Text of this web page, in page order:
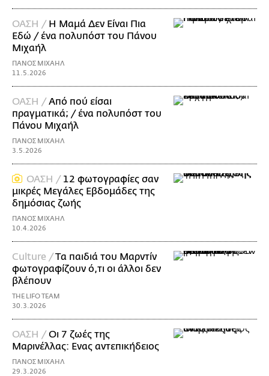
ΟΑΣΗ / Η Mαμά Δεν Είναι Πια
Εδώ / ένα πολυπόστ του Πάνου
Μιχαήλ
ΠΑΝΟΣ ΜΙΧΑΗΛ
11.5.2026
ΟΑΣΗ /Από πού είσαι
πραγματικά; / ένα πολυπόστ του
Πάνου Μιχαήλ
ΠΑΝΟΣ ΜΙΧΑΗΛ
3.5.2026
ΟΑΣΗ / 12 φωτογραφίες σαν
μικρές Μεγάλες Εβδομάδες της
δημόσιας ζωής
ΠΑΝΟΣ ΜΙΧΑΗΛ
10.4.2026
Culture /Tα παιδιά του Μαρντίν
φωτογραφίζουν ό,τι οι άλλοι δεν
βλέπουν
THE LIFO TEAM
30.3.2026
ΟΑΣΗ /Οι 7 ζωές της
Μαρινέλλας: Ενας αντεπικήδειος
ΠΑΝΟΣ ΜΙΧΑΗΛ
29.3.2026